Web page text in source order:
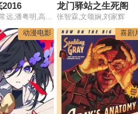
2016
吴樾,谭凯,常远,潘粤明,高圣远
龙门驿站之生死阁
张智霖,文颂娴,刘家辉
动漫电影 喜剧